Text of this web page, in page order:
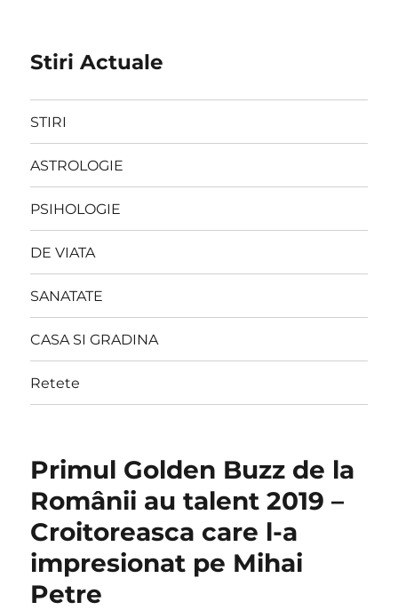
Stiri Actuale
STIRI
ASTROLOGIE
PSIHOLOGIE
DE VIATA
SANATATE
CASA SI GRADINA
Retete
Primul Golden Buzz de la
Românii au talent 2019 –
Croitoreasca care l-a
impresionat pe Mihai
Petre